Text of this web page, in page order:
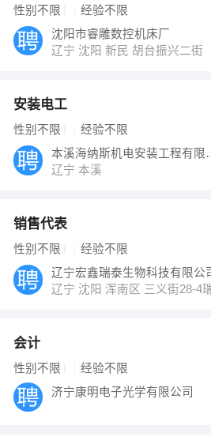
性别不限 经验不限
沈阳市睿雕数控机床厂
辽宁 沈阳 新民 胡台振兴二街
安装电工
性别不限 经验不限
本溪海纳
辽宁 本溪
销售代表
性别不限 经验不限
辽宁宏鑫瑞泰生物科技有限公
辽宁 沈阳 浑南区 三义街28-4
会计
性别不限 经验不限
济宁康明电子光学有限公司